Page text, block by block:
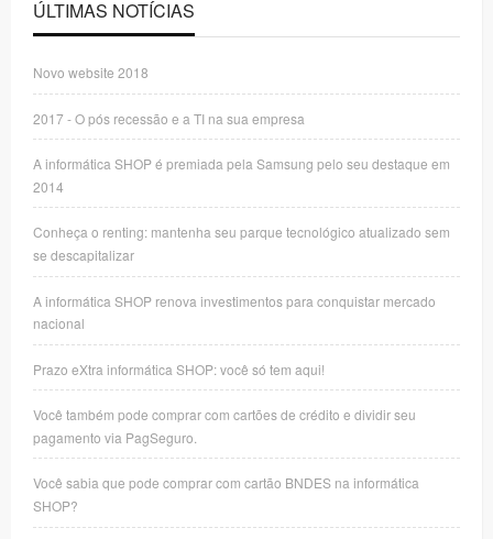
ÚLTIMAS NOTÍCIAS
Novo website 2018
2017 - O pós recessão e a TI na sua empresa
A informática SHOP é premiada pela Samsung pelo seu destaque em
2014
Conheça o renting: mantenha seu parque tecnológico atualizado sem
se descapitalizar
A informática SHOP renova investimentos para conquistar mercado
nacional
Prazo eXtra informática SHOP: você só tem aqui!
Você também pode comprar com cartões de crédito e dividir seu
pagamento via PagSeguro.
Você sabia que pode comprar com cartão BNDES na informática
SHOP?